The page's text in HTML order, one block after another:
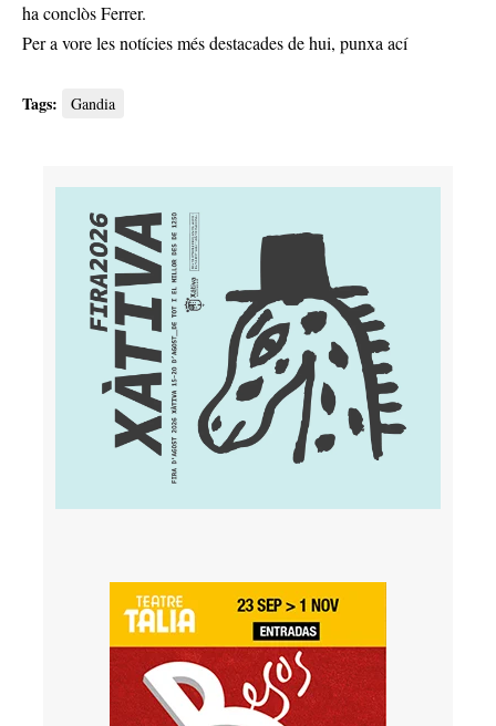
ha conclòs Ferrer.
Per a vore les notícies més destacades de hui, punxa ací
Tags: Gandia